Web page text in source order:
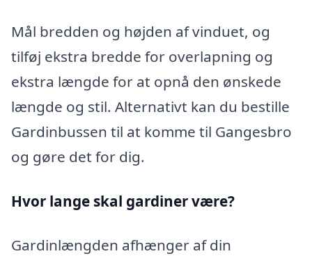
Mål bredden og højden af vinduet, og
tilføj ekstra bredde for overlapning og
ekstra længde for at opnå den ønskede
længde og stil. Alternativt kan du bestille
Gardinbussen til at komme til Gangesbro
og gøre det for dig.
Hvor lange skal gardiner være?
Gardinlængden afhænger af din